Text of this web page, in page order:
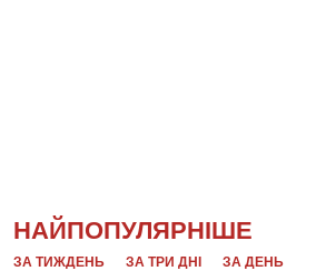
НАЙПОПУЛЯРНІШЕ
ЗА ТИЖДЕНЬ ЗА ТРИ ДНІ ЗА ДЕНЬ